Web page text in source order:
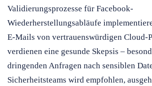
Validierungsprozesse für Facebook-
Wiederherstellungsabläufe
E-Mails von vertrauenswürdigen Cloud-
verdienen eine gesunde Skepsis –
dringenden Anfragen nach sensiblen
Sicherheitsteams wird empfohlen,